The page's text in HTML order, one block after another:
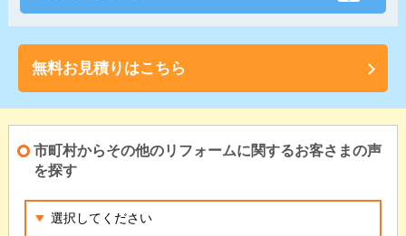
無料お見積りはこちら
市町村からその他のリフォームに関するお客さまの声
を探す